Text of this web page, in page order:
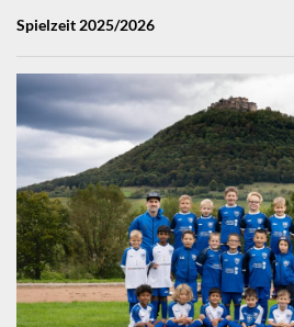
Spielzeit 2025/2026